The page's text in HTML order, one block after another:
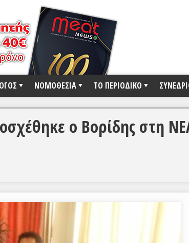
ΝΟΜΟΘΕΣΙΑ ΤΟ ΠΕΡΙΟΔΙΚΟ
ο Βορίδης στη